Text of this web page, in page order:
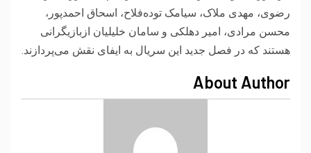
رضوی، مهدی ملاک، سیامک توده‌فلاح، اسحاق احمدپور،
محسن مرادی، امیر دهلکی و سامان خلیلیان ازبازیگرانی
هستند که در فصل جدید این سریال به ایفای نقش می‌پردازند.
About Author